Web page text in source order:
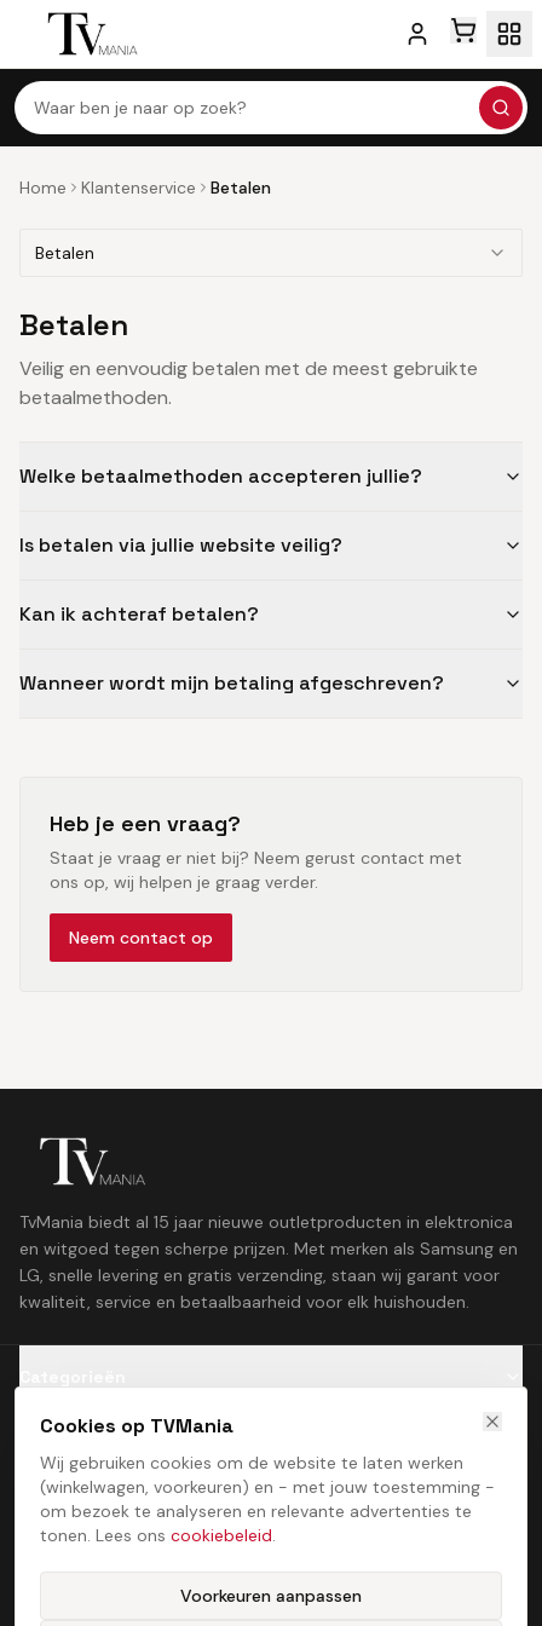
Cookies op TVMania
Wij gebruiken cookies om de website te laten werken
(winkelwagen, voorkeuren) en - met jouw toestemming -
om bezoek te analyseren en relevante advertenties te
tonen. Lees ons cookiebeleid.
Voorkeuren aanpassen
Waar ben je naar op zoek?
Home Klantenservice Betalen
Betalen
Betalen
Veilig en eenvoudig betalen met de meest gebruikte
betaalmethoden.
Welke betaalmethoden accepteren jullie?
Is betalen via jullie website veilig?
Kan ik achteraf betalen?
Wanneer wordt mijn betaling afgeschreven?
Heb je een vraag?
Staat je vraag er niet bij? Neem gerust contact met
ons op, wij helpen je graag verder.
Neem contact op
TvMania biedt al 15 jaar nieuwe outletproducten in elektronica
en witgoed tegen scherpe prijzen. Met merken als Samsung en
LG, snelle levering en gratis verzending, staan wij garant voor
kwaliteit, service en betaalbaarheid voor elk huishouden.
Klantenservice
Contact